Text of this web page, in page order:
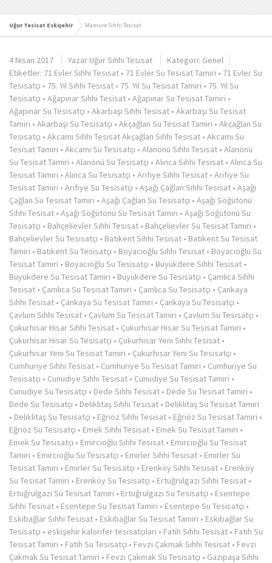
Uğur Tesisat Eskişehir Mamure Sıhhi Tesisat
4 Nisan 2017 Yazar Uğur Sıhhi Tesisat Kategori: Genel
Etiketler: 71 Evler Sıhhi Tesisat • 71 Evler Su Tesisat Tamiri • 71 Evler Su
Tesisatçı • 75. Yıl Sıhhi Tesisat • 75. Yıl Su Tesisat Tamiri • 75. Yıl Su
Tesisatçı • Ağapınar Sıhhi Tesisat • Ağapınar Su Tesisat Tamiri •
Ağapınar Su Tesisatçı • Akarbaşı Sıhhi Tesisat • Akarbaşı Su Tesisat
Tamiri • Akarbaşı Su Tesisatçı • Akçağlan Su Tesisat Tamiri • Akçağlan Su
Tesisatçı • Akcami Sıhhi Tesisat Akçağlan Sıhhi Tesisat • Akcami Su
Tesisat Tamiri • Akcami Su Tesisatçı • Alanönü Sıhhi Tesisat • Alanönü
Su Tesisat Tamiri • Alanönü Su Tesisatçı • Alınca Sıhhi Tesisat • Alınca Su
Tesisat Tamiri • Alınca Su Tesisatçı • Arifiye Sıhhi Tesisat • Arifiye Su
Tesisat Tamiri • Arifiye Su Tesisatçı • Aşağı Çağlan Sıhhi Tesisat • Aşağı
Çağlan Su Tesisat Tamiri • Aşağı Çağlan Su Tesisatçı • Aşağı Söğütönü
Sıhhi Tesisat • Aşağı Söğütönü Su Tesisat Tamiri • Aşağı Söğütönü Su
Tesisatçı • Bahçelievler Sıhhi Tesisat • Bahçelievler Su Tesisat Tamiri •
Bahçelievler Su Tesisatçı • Batıkent Sıhhi Tesisat • Batıkent Su Tesisat
Tamiri • Batıkent Su Tesisatçı • Boyacıoğlu Sıhhi Tesisat • Boyacıoğlu Su
Tesisat Tamiri • Boyacıoğlu Su Tesisatçı • Büyükdere Sıhhi Tesisat •
Büyükdere Su Tesisat Tamiri • Büyükdere Su Tesisatçı • Çamlıca Sıhhi
Tesisat • Çamlıca Su Tesisat Tamiri • Çamlıca Su Tesisatçı • Çankaya
Sıhhi Tesisat • Çankaya Su Tesisat Tamiri • Çankaya Su Tesisatçı •
Çavlum Sıhhi Tesisat • Çavlum Su Tesisat Tamiri • Çavlum Su Tesisatçı •
Çukurhisar Hisar Sıhhi Tesisat • Çukurhisar Hisar Su Tesisat Tamiri •
Çukurhisar Hisar Su Tesisatçı • Çukurhisar Yeni Sıhhi Tesisat •
Çukurhisar Yeni Su Tesisat Tamiri • Çukurhisar Yeni Su Tesisatçı •
Cumhuriye Sıhhi Tesisat • Cumhuriye Su Tesisat Tamiri • Cumhuriye Su
Tesisatçı • Cunudiye Sıhhi Tesisat • Cunudiye Su Tesisat Tamiri •
Cunudiye Su Tesisatçı • Dede Sıhhi Tesisat • Dede Su Tesisat Tamiri •
Dede Su Tesisatçı • Deliklitaş Sıhhi Tesisat • Deliklitaş Su Tesisat Tamiri
• Deliklitaş Su Tesisatçı • Eğriöz Sıhhi Tesisat • Eğriöz Su Tesisat Tamiri •
Eğriöz Su Tesisatçı • Emek Sıhhi Tesisat • Emek Su Tesisat Tamiri •
Emek Su Tesisatçı • Emircioğlu Sıhhi Tesisat • Emircioğlu Su Tesisat
Tamiri • Emircioğlu Su Tesisatçı • Emirler Sıhhi Tesisat • Emirler Su
Tesisat Tamiri • Emirler Su Tesisatçı • Erenköy Sıhhi Tesisat • Erenköy
Su Tesisat Tamiri • Erenköy Su Tesisatçı • Ertuğrulgazi Sıhhi Tesisat •
Ertuğrulgazi Su Tesisat Tamiri • Ertuğrulgazi Su Tesisatçı • Esentepe
Sıhhi Tesisat • Esentepe Su Tesisat Tamiri • Esentepe Su Tesisatçı •
Eskibağlar Sıhhi Tesisat • Eskibağlar Su Tesisat Tamiri • Eskibağlar Su
Tesisatçı • eskişehir kalorifer tesisatçıları • Fatih Sıhhi Tesisat • Fatih Su
Tesisat Tamiri • Fatih Su Tesisatçı • Fevzi Çakmak Sıhhi Tesisat • Fevzi
Çakmak Su Tesisat Tamiri • Fevzi Çakmak Su Tesisatçı • Gazipaşa Sıhhi